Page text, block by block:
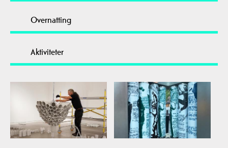
Overnatting
Aktiviteter